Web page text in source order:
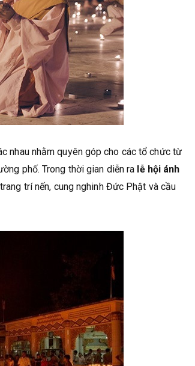
nhau nhằm quyên góp cho các tổ chức từ
phố. Trong thời gian diễn ra lễ hội ánh
trí nến, cung nghinh Đức Phật và cầu